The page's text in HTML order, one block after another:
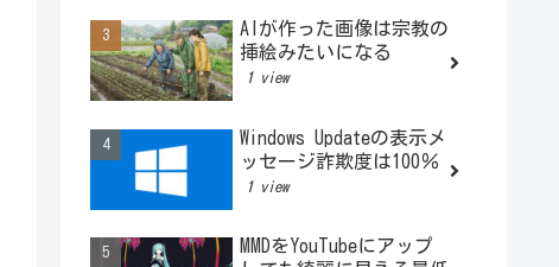
AIが作った画像は宗教の
挿絵みたいになる
1 view
Windows Updateの表示メ
ッセージ詐欺度は100％
1 view
MMDをYouTubeにアップ